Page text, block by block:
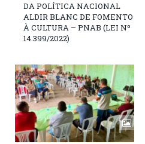
DA POLÍTICA NACIONAL
ALDIR BLANC DE FOMENTO
À CULTURA – PNAB (LEI Nº
14.399/2022)